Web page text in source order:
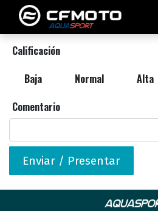
Calificación
Baja
Normal
Alta
Comentario
Enviar / Presentar